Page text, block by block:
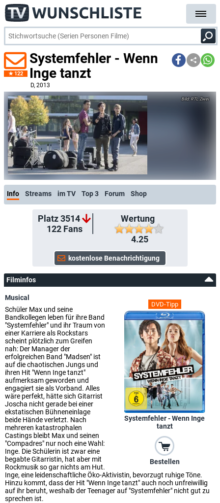
122
Systemfehler - Wenn
Inge tanzt
D, 2013
RTL Zwei
Info Streams im TV Top 3 Forum Shop
Platz 3514
122Fans
Wertung
4.25
Filminfos
DVD-Tipp
Systemfehler - Wenn Inge
tanzt
Bestellen
Musical
Schüler Max und seine
Bandkollegen leben für ihre Band
"Systemfehler" und ihr Traum von
einer Karriere als Rockstars
scheint plötzlich zum Greifen
nah: Der Manager der
erfolgreichen Band "Madsen" ist
auf die chaotischen Jungs und
ihren Hit "Wenn Inge tanzt"
aufmerksam geworden und
engagiert sie als Vorband. Alles
wäre perfekt, hätte sich Gitarrist
Joscha nicht gerade bei einer
ekstatischen Bühneneinlage
beide Hände verletzt. Nach
mehreren katastrophalen
Castings bleibt Max und seinen
"Compadres" nur noch eine Wahl:
Inge. Die Schülerin ist zwar eine
begabte Gitarristin, hat aber mit
Rockmusik so gar nichts am Hut.
Inge, eine leidenschaftliche Öko-Aktivistin, bevorzugt ruhige Töne.
Hinzu kommt, dass der Hit "Wenn Inge tanzt" auch noch unfreiwillig
auf ihr beruht, weshalb der Teenager auf "Systemfehler" nicht gut zu
sprechen ist.